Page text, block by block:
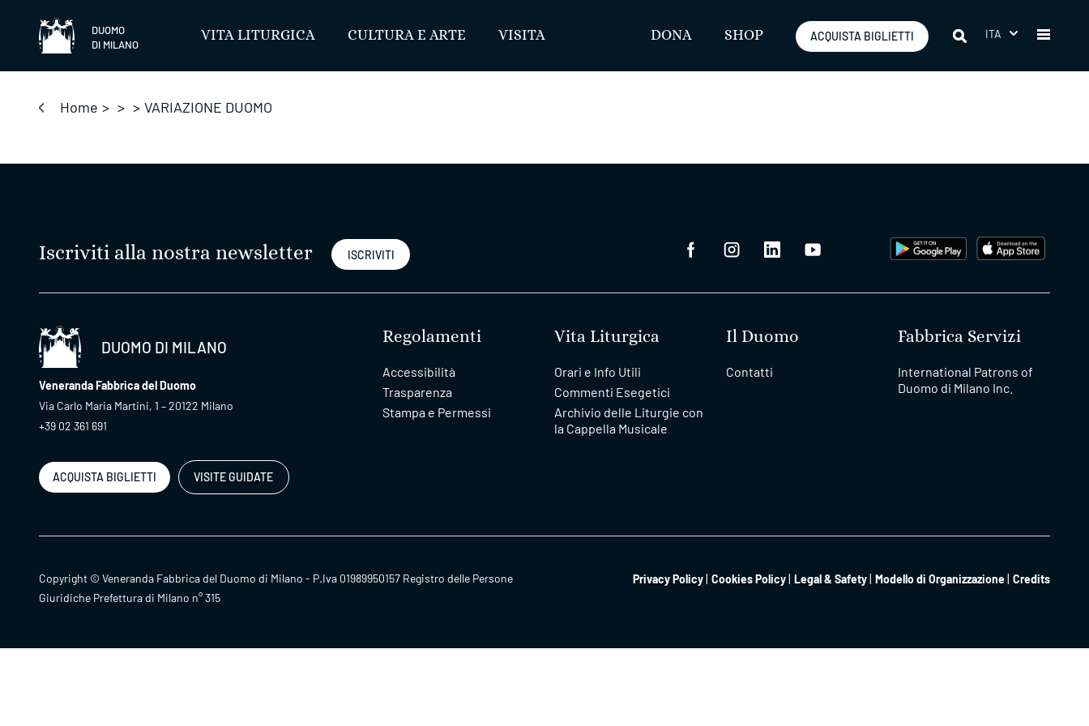
DUOMO
DI MILANO
VITA LITURGICA CULTURA E ARTE VISITA DONA SHOP ACQUISTA BIGLIETTI ITA
Home > > > VARIAZIONE DUOMO
Iscriviti alla nostra newsletter ISCRIVITI
DUOMO DI MILANO
Veneranda Fabbrica del Duomo
Via Carlo Maria Martini, 1 – 20122 Milano
+39 02 361 691
ACQUISTA BIGLIETTI VISITE GUIDATE
Regolamenti
Accessibilità
Trasparenza
Stampa e Permessi
Vita Liturgica
Orari e Info Utili
Commenti Esegetici
Archivio delle Liturgie con
la Cappella Musicale
Il Duomo
Contatti
Fabbrica Servizi
International Patrons of
Duomo di Milano Inc.
Copyright © Veneranda Fabbrica del Duomo di Milano - P.Iva 01989950157 Registro delle Persone
Giuridiche Prefettura di Milano n° 315
Privacy Policy Cookies Policy Legal & Safety Modello di Organizzazione Credits